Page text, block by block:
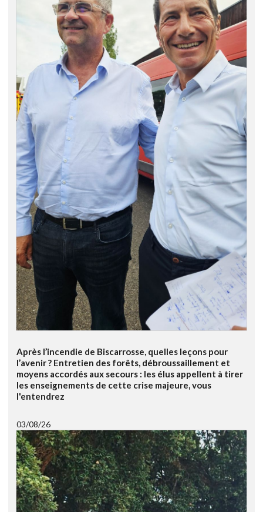
Après l’incendie de Biscarrosse, quelles leçons pour
l’avenir ? Entretien des forêts, débroussaillement et
moyens accordés aux secours : les élus appellent à tirer
les enseignements de cette crise majeure, vous
l'entendrez
03/08/26